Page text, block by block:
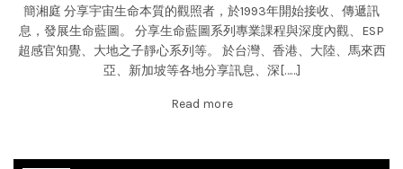
簡湘庭 分享宇宙生命本質的觀照者，於1993年開始接收、傳遞訊
息，發展生命藍圖。 分享生命藍圖系列專業課程與深度內觀、ESP
超感官知覺、大地之子靜心系列等。 於台灣、香港、大陸、馬來西
亞、新加坡等各地分享訊息、深[……]
Read more